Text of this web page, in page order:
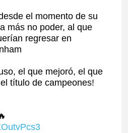
el momento de su
más no poder, al que
regresar en
el que mejoró, el que
título de campeones!